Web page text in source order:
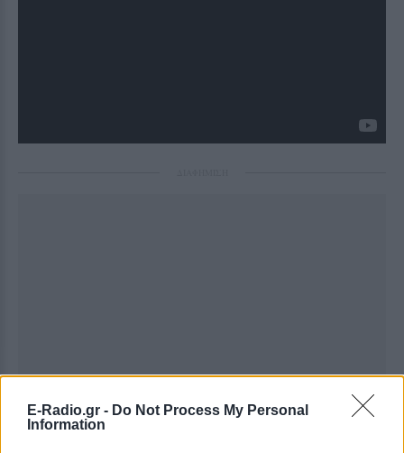
E-Radio.gr - Do Not Process My Personal
Information